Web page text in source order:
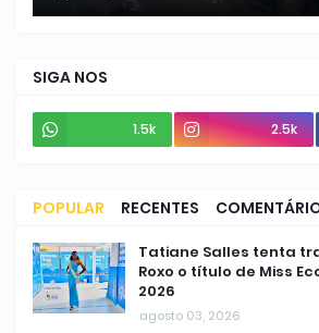
SIGA NOS
1.5k 2.5k
POPULAR RECENTES
Tatiane Salles tenta
Roxo o título de Miss
2026
agosto 03, 2026